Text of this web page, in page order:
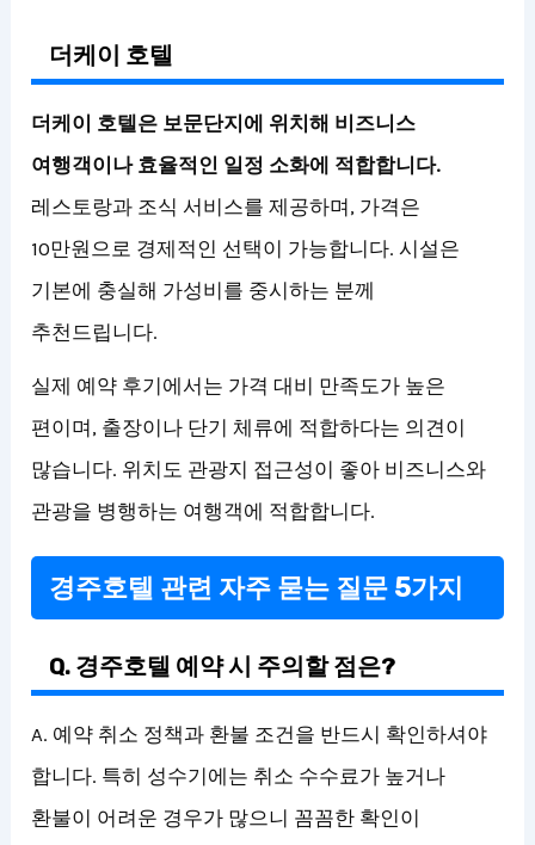
더케이 호텔
더케이 호텔은 보문단지에 위치해 비즈니스
여행객이나 효율적인 일정 소화에 적합합니다.
레스토랑과 조식 서비스를 제공하며, 가격은
10만원으로 경제적인 선택이 가능합니다. 시설은
기본에 충실해 가성비를 중시하는 분께
추천드립니다.
실제 예약 후기에서는 가격 대비 만족도가 높은
편이며, 출장이나 단기 체류에 적합하다는 의견이
많습니다. 위치도 관광지 접근성이 좋아 비즈니스와
관광을 병행하는 여행객에 적합합니다.
경주호텔 관련 자주 묻는 질문 5가지
Q. 경주호텔 예약 시 주의할 점은?
A. 예약 취소 정책과 환불 조건을 반드시 확인하셔야
합니다. 특히 성수기에는 취소 수수료가 높거나
환불이 어려운 경우가 많으니 꼼꼼한 확인이